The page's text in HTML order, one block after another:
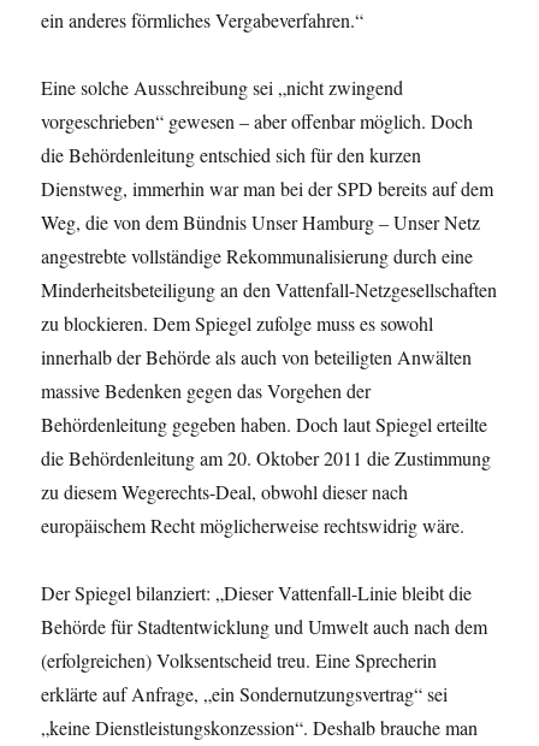
ein anderes förmliches Vergabeverfahren.“
Eine solche Ausschreibung sei „nicht zwingend
vorgeschrieben“ gewesen – aber offenbar möglich. Doch
die Behördenleitung entschied sich für den kurzen
Dienstweg, immerhin war man bei der SPD bereits auf dem
Weg, die von dem Bündnis Unser Hamburg – Unser Netz
angestrebte vollständige Rekommunalisierung durch eine
Minderheitsbeteiligung an den Vattenfall-Netzgesellschaften
zu blockieren. Dem Spiegel zufolge muss es sowohl
innerhalb der Behörde als auch von beteiligten Anwälten
massive Bedenken gegen das Vorgehen der
Behördenleitung gegeben haben. Doch laut Spiegel erteilte
die Behördenleitung am 20. Oktober 2011 die Zustimmung
zu diesem Wegerechts-Deal, obwohl dieser nach
europäischem Recht möglicherweise rechtswidrig wäre.
Der Spiegel bilanziert: „Dieser Vattenfall-Linie bleibt die
Behörde für Stadtentwicklung und Umwelt auchnach dem
(erfolgreichen) Volksentscheid treu. Eine Sprecherin
erklärte auf Anfrage, „ein Sondernutzungsvertrag“ sei
„keine Dienstleistungskonzession“. Deshalb brauche man